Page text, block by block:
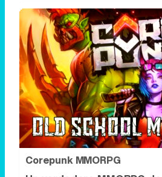
Corepunk MMORPG
Un verdadero MMORPG
¡Cómo los de antes, pero